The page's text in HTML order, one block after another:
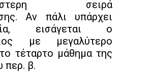
σειρά
Αν πάλι υπάρχει
εισάγεται ο
με μεγαλύτερο
τέταρτο μάθημα της
περ. β.